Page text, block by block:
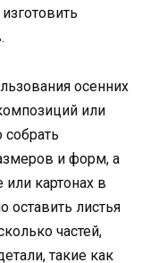
осенних
или
собрать
и форм, а
картонах в
листья
частей,
такие как